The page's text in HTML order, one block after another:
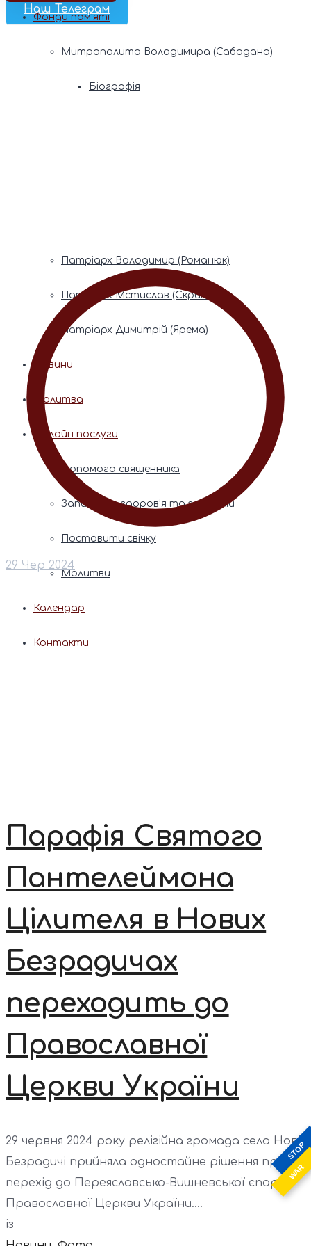
STOP
WAR
Наш Телеграм
Фонди пам’яті
Митрополита Володимира (Сабодана)
Біографія
Патріарх Володимир (Романюк)
Патріарх Мстислав (Скрипник)
Патріарх Димитрій (Ярема)
Новини
Молитва
Онлайн послуги
Допомога священника
Записки за здоров’я та за упокій
Поставити свічку
Молитви
Календар
Контакти
29 Чер 2024
Парафія Святого
Пантелеймона
Цілителя в Нових
Безрадичах
переходить до
Православної
Церкви України
29 червня 2024 року релігійна громада села Нові
Безрадичі прийняла одностайне рішення про
перехід до Переяславсько-Вишневської єпархії
Православної Церкви України....
із